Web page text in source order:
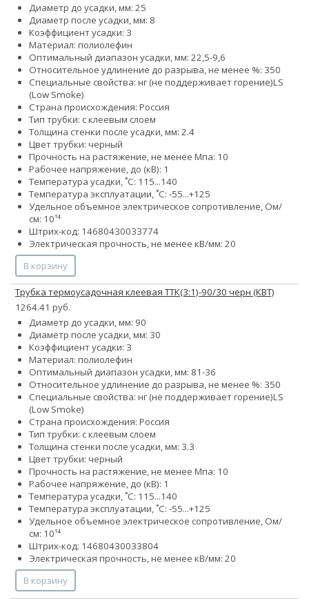
Диаметр до усадки, мм: 25
Диаметр после усадки, мм: 8
Коэффициент усадки: 3
Материал: полиолефин
Оптимальный диапазон усадки, мм: 22,5-9,6
Относительное удлинение до разрыва, не менее %: 350
Специальные свойства: нг (не поддерживает горение)LS
(Low Smoke)
Страна происхождения: Россия
Тип трубки: с клеевым слоем
Толщина стенки после усадки, мм: 2.4
Цвет трубки: черный
Прочность на растяжение, не менее Мпа: 10
Рабочее напряжение, до (кВ): 1
Температура усадки, ˚С: 115...140
Температура эксплуатации, ˚С: -55...+125
Удельное объемное электрическое сопротивление, Ом/
см: 10¹⁴
Штрих-код: 14680430033774
Электрическая прочность, не менее кВ/мм: 20
В корзину
Трубка термоусадочная клеевая ТТК(3:1)-90/30 черн (КВТ)
1264.41 руб.
Диаметр до усадки, мм: 90
Диаметр после усадки, мм: 30
Коэффициент усадки: 3
Материал: полиолефин
Оптимальный диапазон усадки, мм: 81-36
Относительное удлинение до разрыва, не менее %: 350
Специальные свойства: нг (не поддерживает горение)LS
(Low Smoke)
Страна происхождения: Россия
Тип трубки: с клеевым слоем
Толщина стенки после усадки, мм: 3.3
Цвет трубки: черный
Прочность на растяжение, не менее Мпа: 10
Рабочее напряжение, до (кВ): 1
Температура усадки, ˚С: 115...140
Температура эксплуатации, ˚С: -55...+125
Удельное объемное электрическое сопротивление, Ом/
см: 10¹⁴
Штрих-код: 14680430033804
Электрическая прочность, не менее кВ/мм: 20
В корзину